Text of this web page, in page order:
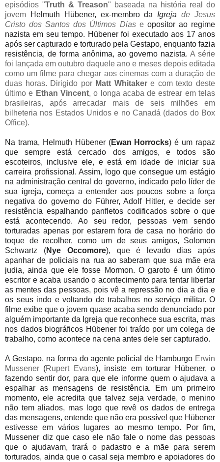
episódios "Truth & Treason" baseada na história real do
jovem
Helmuth Hübener, ex-membro daIgrejade Jesus
Cristo dos Santos dos Últimos Dias e opositor ao regime
nazista em seu tempo. Hübener foi executado aos 17 anos
após ser capturado e torturado pela Gestapo, enquanto fazia
resistência, de forma anônima, ao governo nazista. A série
foi lançada em outubro daquele ano e meses depois editada
como um filme para chegar aos cinemas com a duração de
duas horas. Dirigido por Matt Whitakere com texto deste
último e Ethan Vincent, o longa acaba de estrear em telas
brasileiras, após arrecadar mais de seis milhões em
bilheteria nos Estados Unidos e no Canadá (dados do Box
Office).
Na trama, Helmuth Hübener (Ewan Horrocks) é um rapaz
que sempre está cercado dos amigos, e todos são
escoteiros, inclusive ele, e está em idade de iniciar sua
carreira profissional. Assim, logo que consegue um estágio
na administração central do governo, indicado pelo líder de
sua igreja, começa a entender aos poucos sobre a força
negativa do governo do Führer, Adolf Hitler, e decide ser
resistência espalhando panfletos codificados sobre o que
está acontecendo. Ao seu redor, pessoas vem sendo
torturadas apenas por estarem fora de casa no horário do
toque de recolher, como um de seus amigos, Solomon
Schwartz (Nye Occomore), que é levado dias após
apanhar de policiais na rua ao saberam que sua mãe era
judia, ainda que ele fosse Mormon. O garoto é um ótimo
escritor e acaba usando o acontecimento para tentar libertar
as mentes das pessoas, pois vê a repressão no dia a dia e
os seus indo e voltando de trabalhos no serviço militar. O
filme exibe que o jovem quase acaba sendo denunciado por
alguém importante da Igreja que reconhece sua escrita, mas
nos dados biográficos Hübener foi traído por um colega de
trabalho, como acontece na cena antes dele ser capturado.
A Gestapo, na forma do agente policial de Hamburgo Erwin
Mussener (Rupert Evans), insiste em torturar Hübener, o
fazendo sentir dor, para que ele informe quem o ajudava a
espalhar as mensagens de resistência. Em um primeiro
momento, ele acredita que talvez seja verdade, o menino
não tem aliados, mas logo que revê os dados de entrega
das mensagens, entende que não era possível que Hübener
estivesse em vários lugares ao mesmo tempo. Por fim,
Mussener diz que caso ele não fale o nome das pessoas
que o ajudavam, trará o padastro e a mãe para serem
torturados, ainda que o casal seja membro e apoiadores do